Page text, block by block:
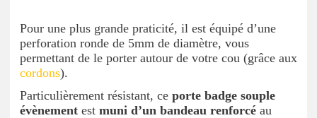
Pour une plus grande praticité, il est équipé d’une
perforation ronde de 5mm de diamètre, vous
permettant de le porter autour de votre cou (grâce aux
cordons).
Particulièrement résistant, ce porte badge souple
évènement est muni d’un bandeau renforcé au